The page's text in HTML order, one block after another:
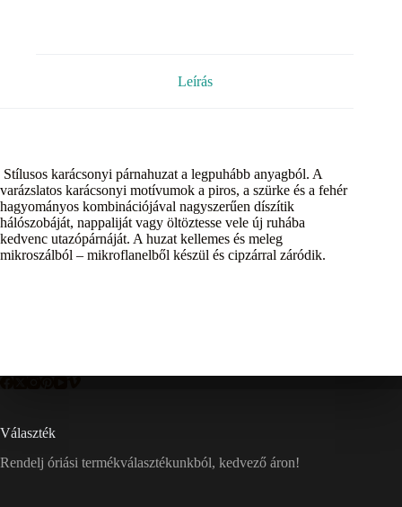
Leírás
Stílusos karácsonyi párnahuzat a legpuhább anyagból. A
varázslatos karácsonyi motívumok a piros, a szürke és a fehér
hagyományos kombinációjával nagyszerűen díszítik
hálószobáját, nappaliját vagy öltöztesse vele új ruhába
kedvenc utazópárnáját. A huzat kellemes és meleg
mikroszálból – mikroflanelből készül és cipzárral záródik.
Választék
Rendelj óriási termékválasztékunkból, kedvező áron!